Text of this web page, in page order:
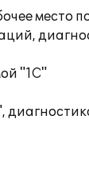
место
"1С"